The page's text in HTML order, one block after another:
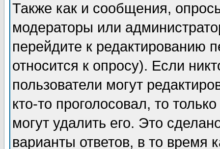
Также как и сообщения,
модераторы или
перейдите к редактированию
относится к опросу). Если
пользователи могут
кто-то проголосовал, то
могут удалить его. Это
варианты ответов, в то время